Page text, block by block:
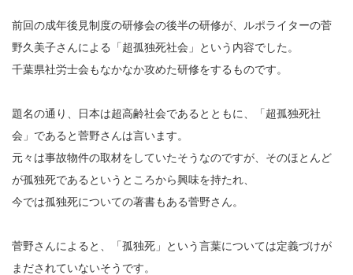
前回の成年後見制度の研修会の後半の研修が、ルポライターの菅
野久美子さんによる「超孤独死社会」という内容でした。
千葉県社労士会もなかなか攻めた研修をするものです。
題名の通り、日本は超高齢社会であるとともに、「超孤独死社
会」であると菅野さんは言います。
元々は事故物件の取材をしていたそうなのですが、そのほとんど
が孤独死であるというところから興味を持たれ、
今では孤独死についての著書もある菅野さん。
菅野さんによると、「孤独死」という言葉については定義づけが
まだされていないそうです。